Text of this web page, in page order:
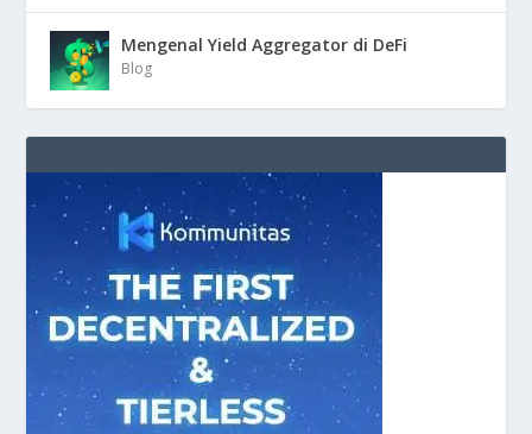
Mengenal Yield Aggregator di DeFi
Blog